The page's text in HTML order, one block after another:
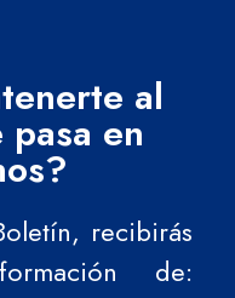
al
en
recibirás
de: